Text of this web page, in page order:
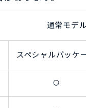
通常モデル
スペシャルパッケー
〇